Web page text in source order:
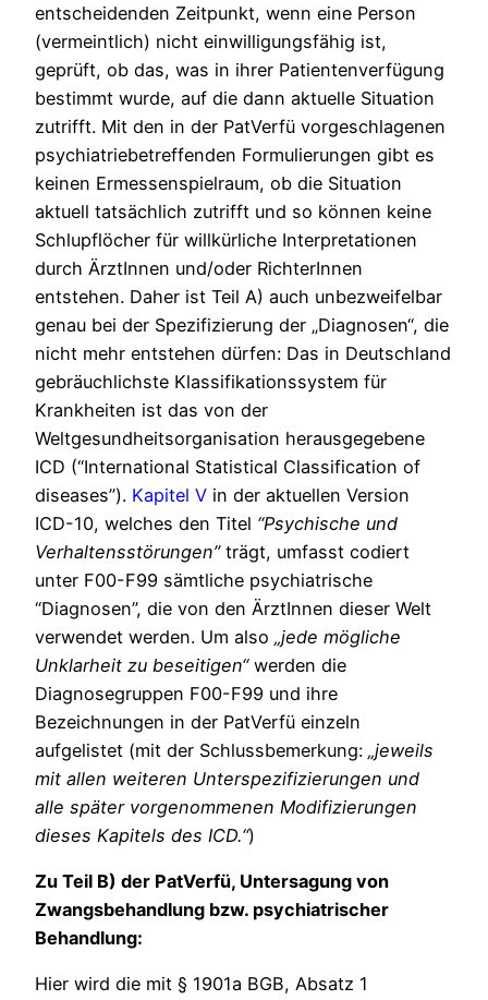
entscheidenden Zeitpunkt, wenn eine Person
(vermeintlich) nicht einwilligungsfähig ist,
geprüft, ob das, was in ihrer Patientenverfügung
bestimmt wurde, auf die dann aktuelle Situation
zutrifft. Mit den in der PatVerfü vorgeschlagenen
psychiatriebetreffenden Formulierungen gibt es
keinen Ermessenspielraum, ob die Situation
aktuell tatsächlich zutrifft und so können keine
Schlupflöcher für willkürliche Interpretationen
durch ÄrztInnen und/oder RichterInnen
entstehen. Daher ist Teil A) auch unbezweifelbar
genau bei der Spezifizierung der „Diagnosen“, die
nicht mehr entstehen dürfen: Das in Deutschland
gebräuchlichste Klassifikationssystem für
Krankheiten ist das von der
Weltgesundheitsorganisation herausgegebene
ICD (“International Statistical Classification of
diseases”). Kapitel V in der aktuellen Version
ICD-10, welches den Titel “Psychische und
Verhaltensstörungen”trägt, umfasst codiert
unter F00-F99 sämtliche psychiatrische
“Diagnosen”, die von den ÄrztInnen dieser Welt
verwendet werden. Um also „jede mögliche
Unklarheit zu beseitigen“ werden die
Diagnosegruppen F00-F99 und ihre
Bezeichnungen in der PatVerfü einzeln
aufgelistet (mit der Schlussbemerkung: „jeweils
mit allen weiteren Unterspezifizierungen und
alle später vorgenommenen Modifizierungen
dieses Kapitels des ICD.“)
Zu Teil B) der PatVerfü, Untersagung von
Zwangsbehandlung bzw. psychiatrischer
Behandlung:
Hier wird die mit § 1901a BGB, Absatz 1